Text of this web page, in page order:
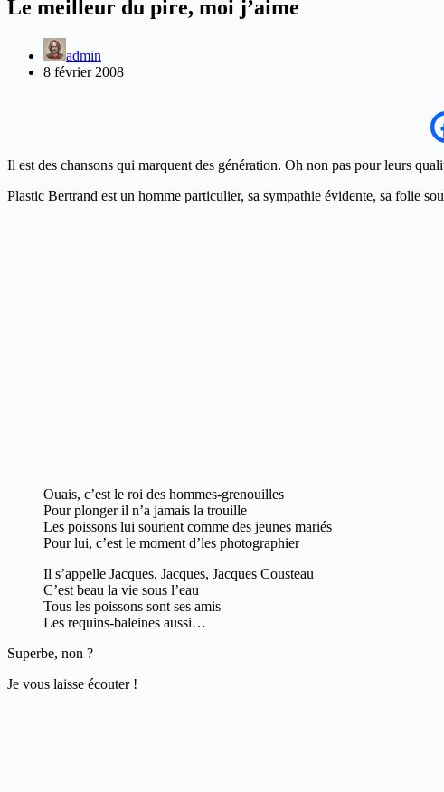
Le meilleur du pire, moi j’aime
admin
8 février 2008
Il est des chansons qui marquent des génération. Oh non pas pour leurs
Plastic Bertrand est un homme particulier, sa sympathie évidente, sa folie
Ouais, c’est le roi des hommes-grenouilles
Pour plonger il n’a jamais la trouille
Les poissons lui sourient comme des jeunes mariés
Pour lui, c’est le moment d’les photographier
Il s’appelle Jacques, Jacques, Jacques Cousteau
C’est beau la vie sous l’eau
Tous les poissons sont ses amis
Les requins-baleines aussi…
Superbe, non ?
Je vous laisse écouter !